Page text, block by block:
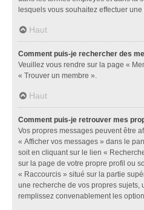
lesquels vous souhaitez effectuer
Haut
Comment puis-je rechercher des
Veuillez vous rendre sur la page «
« Trouver un membre ».
Haut
Comment puis-je retrouver mes
Vos propres messages peuvent être
« Afficher vos messages » dans le
soit en cliquant sur le lien «
sur la page de votre propre profil ou
« Raccourcis » situé sur la partie
une recherche de vos propres sujets,
remplissez convenablement les